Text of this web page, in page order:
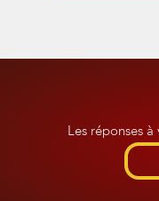
Les réponses